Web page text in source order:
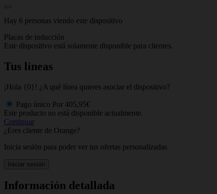
Hay 6 personas viendo este dispositivo
Placas de inducción
Este dispositivo está solamente disponible para clientes.
Tus líneas
¡Hola {0}! ¿A qué línea quieres asociar el dispositivo?
Pago único Por 405,95€
Este producto no está disponible actualmente.
Continuar
¿Eres cliente de Orange?
Inicia sesión para poder ver tus ofertas personalizadas
Iniciar sesión
Información detallada